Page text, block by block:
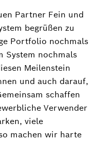
Partner Fein und
begrüßen zu
Portfolio nochmals
System nochmals
Meilenstein
und auch darauf,
schaffen
Verwender
viele
machen wir harte